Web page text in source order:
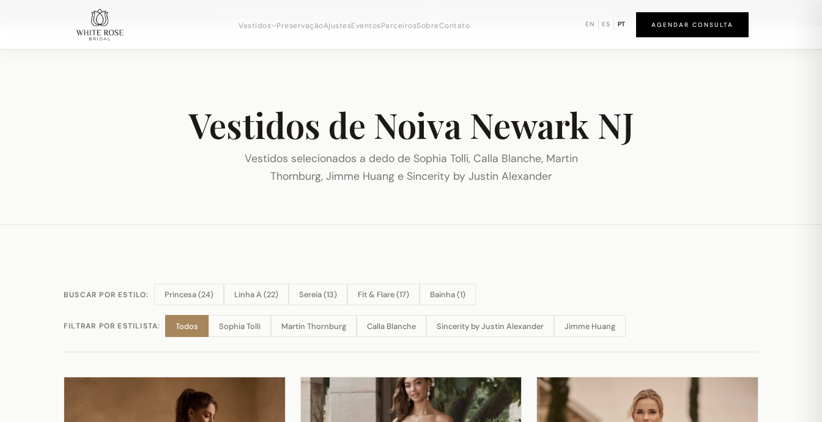
Vestidos PreservaçãoAjustesEventosParceirosSobreContato EN ES PT AGENDAR CONSULTA
Vestidos de Noiva Newark NJ
Vestidos selecionados a dedo de Sophia Tolli, Calla Blanche, Martin
Thornburg, Jimme Huang e Sincerity by Justin Alexander
BUSCAR POR ESTILO: Princesa (24) Linha A (22) Sereia (13) Fit & Flare (17) Bainha (1)
FILTRAR POR ESTILISTA: Todos Sophia Tolli Martin Thornburg Calla Blanche Sincerity by Justin Alexander Jimme Huang